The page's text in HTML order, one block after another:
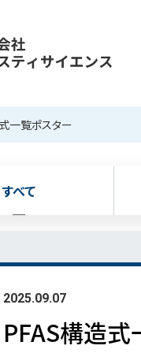
一覧ポスター
すべて
2025.09.07
PFAS構造式